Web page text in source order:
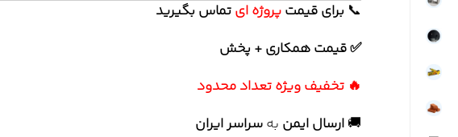
📞 برایقیمتپروژه ایتماس بگیرید
✅ قیمت همکاری + پخش
🔥 تخفیف ویژه تعداد محدود
🚚ارسال ایمن بهسراسر ایران